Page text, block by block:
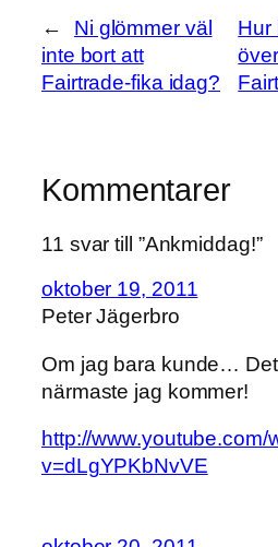
←
Ni glömmer väl
inte bort att
Fairtrade-fika idag?
Hur
Kommentarer
11 svar till ”Ankmiddag!”
oktober 19, 2011
Peter Jägerbro
Om jag bara kunde…
närmaste jag kommer!
http://www.youtube.com/
v=dLgYPKbNvVE